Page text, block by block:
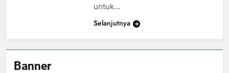
untuk…
Selanjutnya
Banner